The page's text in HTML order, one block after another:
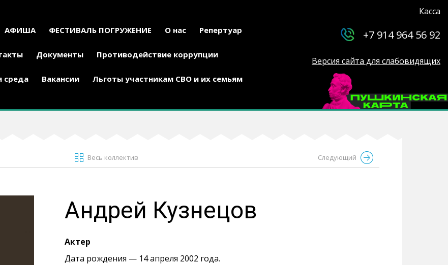
АФИША ФЕСТИВАЛЬ ПОГРУЖЕНИЕ О нас Репертуар
Документы Противодействие коррупции
среда Вакансии Льготы участникам СВО и их семьям
Касса
+7 914 964 56 92
Версия сайта для слабовидящих
Весь коллектив Следующий
Андрей Кузнецов
Актер
Дата рождения — 14 апреля 2002 года.